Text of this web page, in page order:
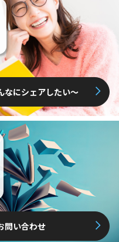
なにシェアしたい〜
問い合わせ